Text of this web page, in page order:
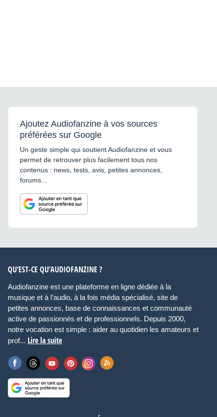
Ajoutez Audiofanzine à vos sources
préférées sur Google
Un geste simple qui soutient Audiofanzine et vous
permet de retrouver plus facilement tous nos
contenus : news, tests, avis, petites annonces,
forums...
QU’EST-CE QU’AUDIOFANZINE ?
Audiofanzine est une plateforme en ligne dédiée à la
musique et à l’audio, à la fois média spécialisé, site de
petites annonces, base de connaissances et communauté
active de passionnés et de professionnels. Depuis 2000,
notre vocation est simple : aider au quotidien les amateurs et
prof... Lire la suite